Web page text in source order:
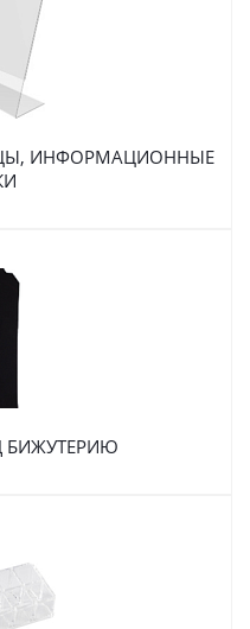
ИНФОРМАЦИОННЫЕ
БИЖУТЕРИЮ